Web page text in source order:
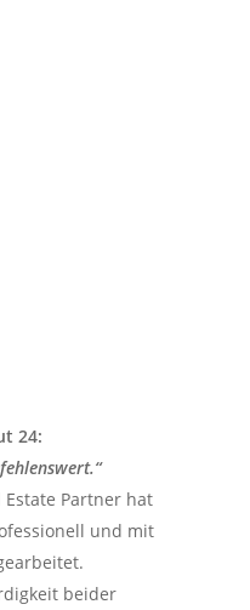
24:
Estate Partner hat
und mit
beider